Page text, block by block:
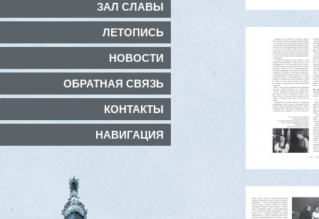
ЗАЛ СЛАВЫ
ЛЕТОПИСЬ
НОВОСТИ
ОБРАТНАЯ СВЯЗЬ
КОНТАКТЫ
НАВИГАЦИЯ